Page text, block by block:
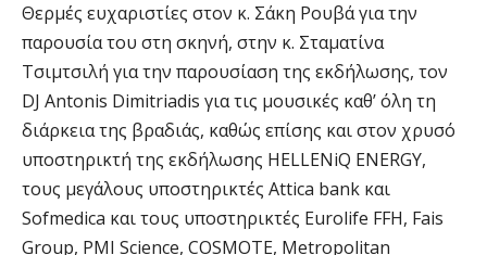
Θερμές ευχαριστίες στον κ. Σάκη Ρουβά για την
παρουσία του στη σκηνή, στην κ. Σταματίνα
Τσιμτσιλή για την παρουσίαση της εκδήλωσης, τον
DJ Antonis Dimitriadis για τις μουσικές καθ’ όλη τη
διάρκεια της βραδιάς, καθώς επίσης και στον χρυσό
υποστηρικτή της εκδήλωσης HELLENiQ ENERGY,
τους μεγάλους υποστηρικτές Attica bank και
Sofmedica και τους υποστηρικτές Eurolife FFH, Fais
Group, PMI Science, COSMOTE, Metropolitan